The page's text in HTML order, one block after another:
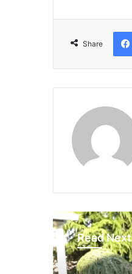
Share
Read Next